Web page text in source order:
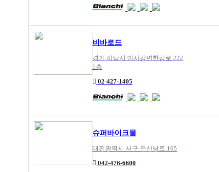
비바로드
경기 하남시 미사강변한강로 222
1층
02-427-1405
슈퍼바이크몰
대전광역시 서구 둔산남로 165
042-476-6600